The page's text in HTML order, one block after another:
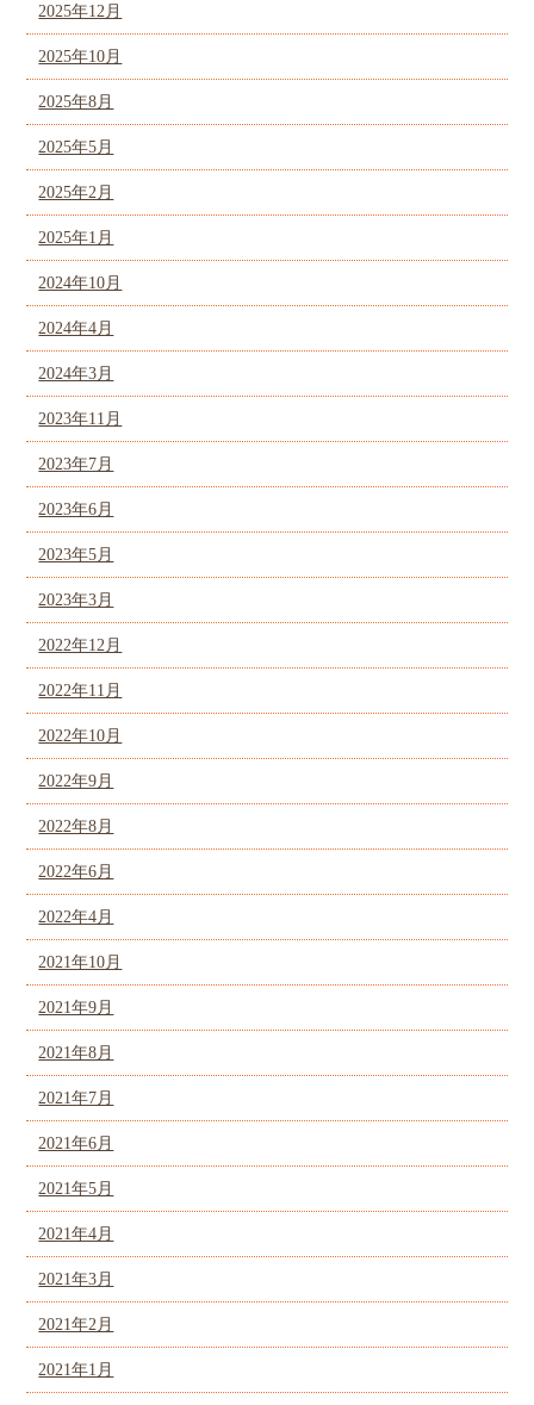
2025年12月
2025年10月
2025年8月
2025年5月
2025年2月
2025年1月
2024年10月
2024年4月
2024年3月
2023年11月
2023年7月
2023年6月
2023年5月
2023年3月
2022年12月
2022年11月
2022年10月
2022年9月
2022年8月
2022年6月
2022年4月
2021年10月
2021年9月
2021年8月
2021年7月
2021年6月
2021年5月
2021年4月
2021年3月
2021年2月
2021年1月